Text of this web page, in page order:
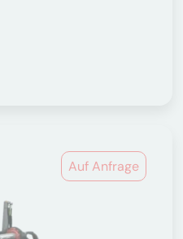
Auf Anfrage